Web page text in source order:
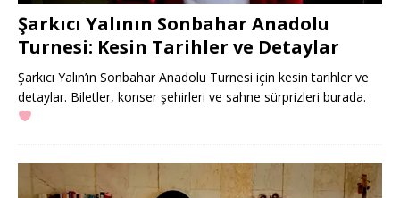
Şarkıcı Yalının Sonbahar Anadolu
Turnesi: Kesin Tarihler ve Detaylar
Şarkıcı Yalın’ın Sonbahar Anadolu Turnesi için kesin tarihler ve
detaylar. Biletler, konser şehirleri ve sahne sürprizleri burada.